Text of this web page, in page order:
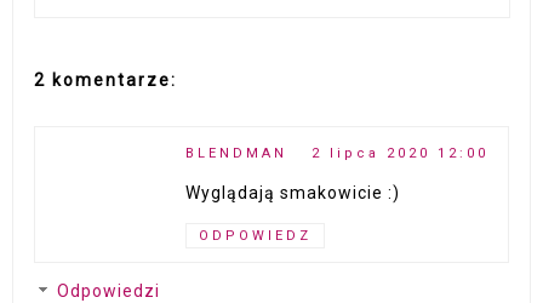
2 komentarze:
BLENDMAN 2 lipca 2020 12:00
Wyglądają smakowicie :)
ODPOWIEDZ
Odpowiedzi